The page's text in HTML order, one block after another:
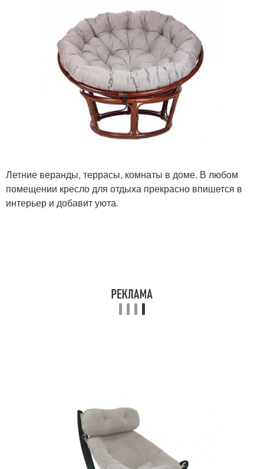
Летние веранды, террасы, комнаты в доме. В любом
помещении кресло для отдыха прекрасно впишется в
интерьер и добавит уюта.